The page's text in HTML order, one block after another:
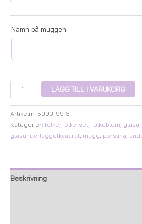
Namn på muggen
LÄGG TILL I VARUKORG
Artikelnr: 5000-99-3
Kategorier:folke,folke-set,folkeblom,
glasunderläggetkvadrat, mugg, porslina,
Beskrivning